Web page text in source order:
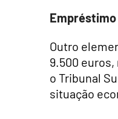
Outro
9.500
o Tribunal
situação